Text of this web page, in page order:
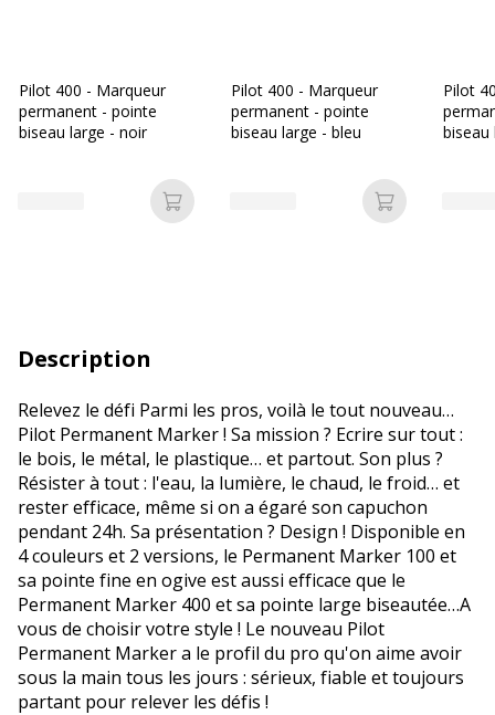
Pilot 400 - Marqueur
permanent - pointe
biseau large - noir
Ajouter au panier
Pilot 400 - Marqueur
permanent - pointe
biseau large - bleu
Ajouter au
Pilot
biseau
Description
Relevez le défi Parmi les pros, voilà le tout nouveau…
Pilot Permanent Marker ! Sa mission ? Ecrire sur tout :
le bois, le métal, le plastique… et partout. Son plus ?
Résister à tout : l'eau, la lumière, le chaud, le froid… et
rester efficace, même si on a égaré son capuchon
pendant 24h. Sa présentation ? Design ! Disponible en
4 couleurs et 2 versions, le Permanent Marker 100 et
sa pointe fine en ogive est aussi efficace que le
Permanent Marker 400 et sa pointe large biseautée…A
vous de choisir votre style ! Le nouveau Pilot
Permanent Marker a le profil du pro qu'on aime avoir
sous la main tous les jours : sérieux, fiable et toujours
partant pour relever les défis !